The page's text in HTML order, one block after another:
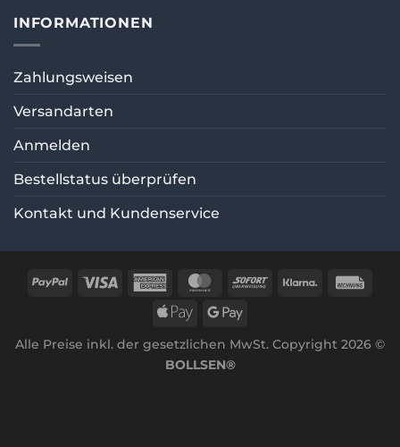
INFORMATIONEN
Zahlungsweisen
Versandarten
Anmelden
Bestellstatus überprüfen
Kontakt und Kundenservice
Alle Preise inkl. der gesetzlichen MwSt. Copyright 2026 ©
BOLLSEN®